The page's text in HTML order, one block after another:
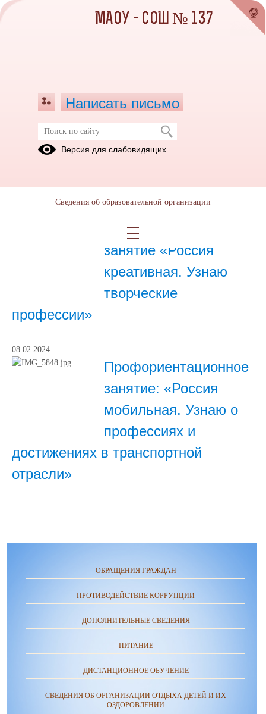
Февраль 2024
Профориентационное
занятие «Россия
креативная. Узнаю
творческие
профессии»
08.02.2024
Профориентационное
занятие: «Россия
мобильная. Узнаю о
профессиях и
достижениях в транспортной
отрасли»
ОБРАЩЕНИЯ ГРАЖДАН
ПРОТИВОДЕЙСТВИЕ КОРРУПЦИИ
ДОПОЛНИТЕЛЬНЫЕ СВЕДЕНИЯ
ПИТАНИЕ
ДИСТАНЦИОННОЕ ОБУЧЕНИЕ
СВЕДЕНИЯ ОБ ОРГАНИЗАЦИИ ОТДЫХА ДЕТЕЙ И ИХ
ОЗДОРОВЛЕНИИ
МАОУ - СОШ № 137
Написать письмо
Версия для слабовидящих
Сведения об образовательной организации